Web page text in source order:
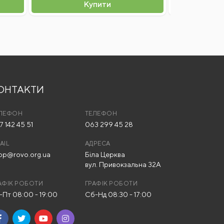
Купити
142 45 51
ТЕЛЕФОН
063 299 45 28
АДРЕСА
Біла Церква
вул. Привокзальна 32А
РОБОТИ
Пт 08:00 - 19:00
ГРАФІК РОБОТИ
Сб-Нд 08:30 - 17:00